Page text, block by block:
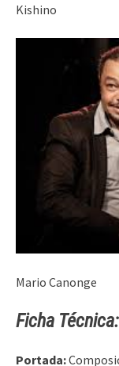
Kishino
Mario Canonge
Ficha Técnica:
Portada: